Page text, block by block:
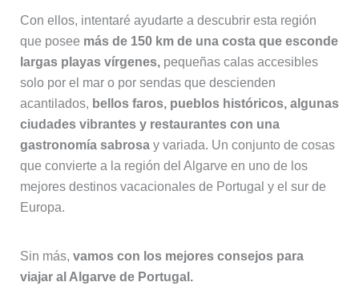
Con ellos, intentaré ayudarte a descubrir esta región
que posee más de 150 km de una costa que esconde
largas playas vírgenes,pequeñas calas accesibles
solo por el mar o por sendas que descienden
acantilados, bellos faros, pueblos históricos, algunas
ciudades vibrantes y restaurantes con una
gastronomía sabrosay variada. Un conjunto de cosas
que convierte a la región del Algarve en uno de los
mejores destinos vacacionales de Portugal y el sur de
Europa.
Sin más, vamos con los mejores consejos para
viajar al Algarve de Portugal.